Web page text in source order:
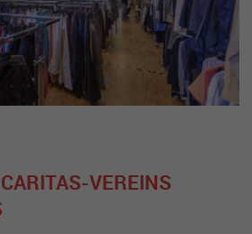
VEREINS